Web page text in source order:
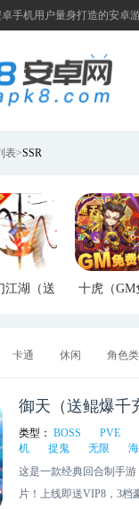
手机用户量身打造的安卓
表>SSR
江湖（送
十虎（GM
卡通 休闲 角色
御天（送鲲爆千
类型： BOSS PVE
机
捉鬼 无限
这是一款经典回合制手游
片！上线即送VIP8，3档